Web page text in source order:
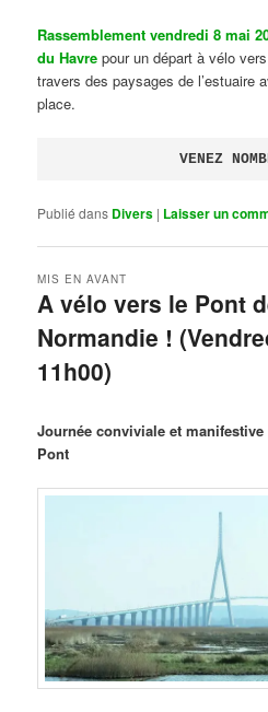
Rassemblement vendredi 8 mai
du Havre pour un départ à vélo
travers des paysages de l’estuaire
place.
VENEZ
Publié dans Divers | Laisser un
A vélo vers le Pont
Normandie !
11h00)
MIS EN AVANT
Journée conviviale et
Pont